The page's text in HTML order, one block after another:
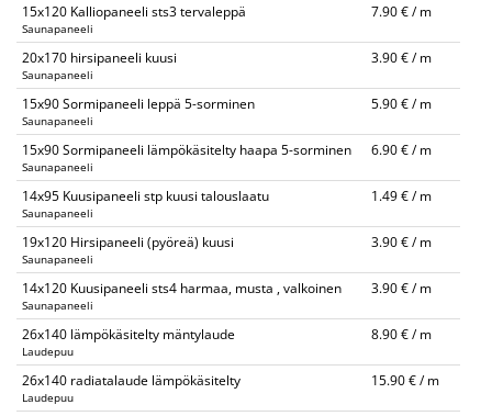
15x120 Kalliopaneeli sts3 tervaleppä
Saunapaneeli
7.90 € / m
20x170 hirsipaneeli kuusi
Saunapaneeli
3.90 € / m
15x90 Sormipaneeli leppä 5-sorminen
Saunapaneeli
5.90 € / m
15x90 Sormipaneeli lämpökäsitelty haapa 5-sorminen
Saunapaneeli
6.90 € / m
14x95 Kuusipaneeli stp kuusi talouslaatu
Saunapaneeli
1.49 € / m
19x120 Hirsipaneeli (pyöreä) kuusi
Saunapaneeli
3.90 € / m
14x120 Kuusipaneeli sts4 harmaa, musta , valkoinen
Saunapaneeli
3.90 € / m
26x140 lämpökäsitelty mäntylaude
Laudepuu
8.90 € / m
26x140 radiatalaude lämpökäsitelty
Laudepuu
15.90 € / m